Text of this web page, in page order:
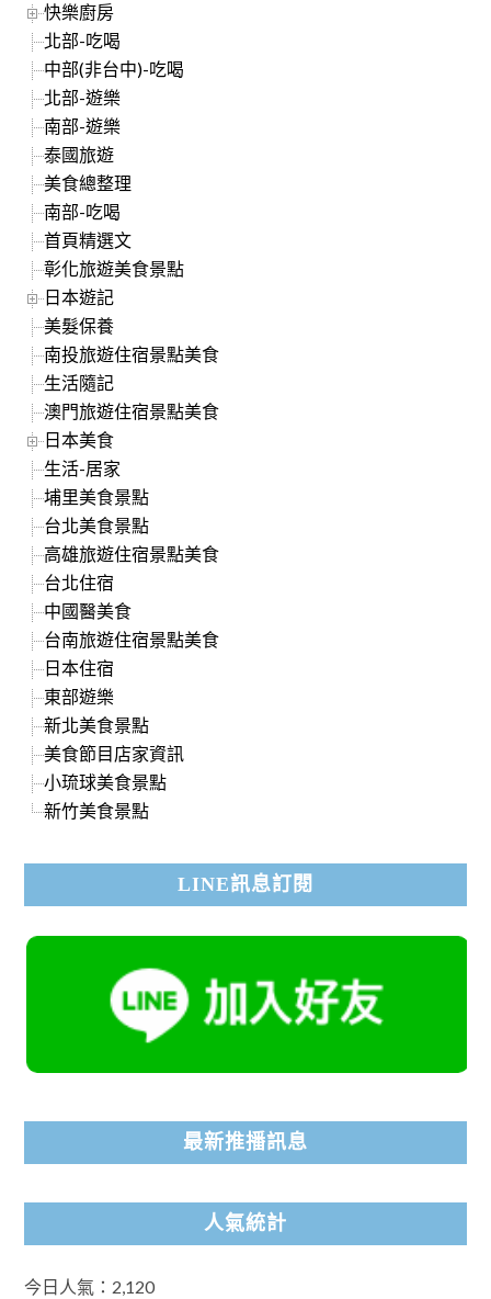
快樂廚房
北部-吃喝
中部(非台中)-吃喝
北部-遊樂
南部-遊樂
泰國旅遊
美食總整理
南部-吃喝
首頁精選文
彰化旅遊美食景點
日本遊記
美髮保養
南投旅遊住宿景點美食
生活隨記
澳門旅遊住宿景點美食
日本美食
生活-居家
埔里美食景點
台北美食景點
高雄旅遊住宿景點美食
台北住宿
中國醫美食
台南旅遊住宿景點美食
日本住宿
東部遊樂
新北美食景點
美食節目店家資訊
小琉球美食景點
新竹美食景點
LINE訊息訂閱
最新推播訊息
人氣統計
今日人氣：2,120